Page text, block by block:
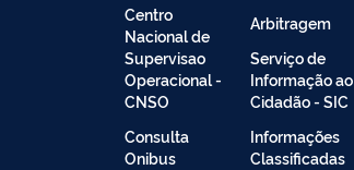
Centro
Nacional de
Supervisao
Operacional -
CNSO
Consulta
Onibus
Arbitragem
Serviço de
Informação ao
Cidadão - SIC
Informações
Classificadas